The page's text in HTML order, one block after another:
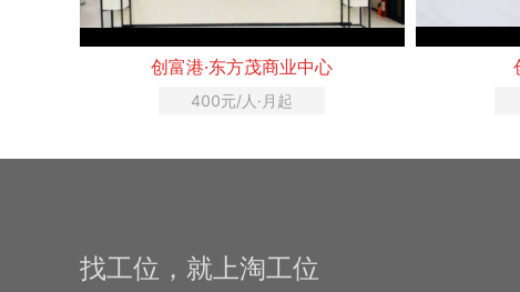
创富港·华鸿大厦
375元/人·月起
找工位，就上淘工位